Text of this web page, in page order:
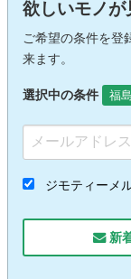
欲しいモノ
ご希望の条件を登
来ます。
選択中の条件 福
ジモティーメ
新